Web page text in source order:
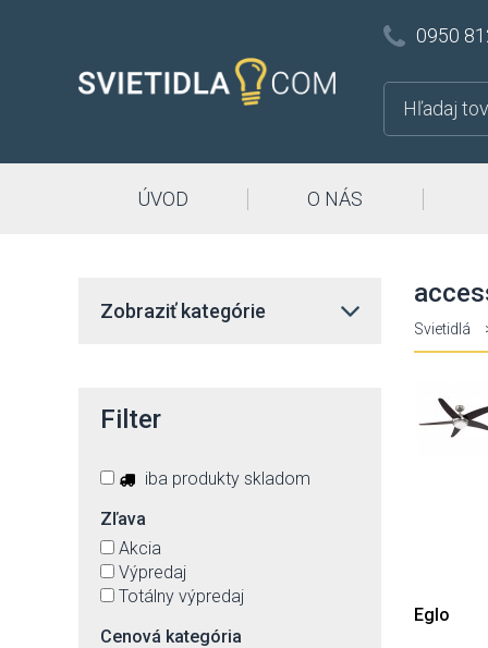
0950
ÚVOD O NÁS
Svietidlá
Eglo
Zobraziť kategórie
Filter
iba produkty skladom
Zľava
Akcia
Výpredaj
Totálny výpredaj
Cenová kategória